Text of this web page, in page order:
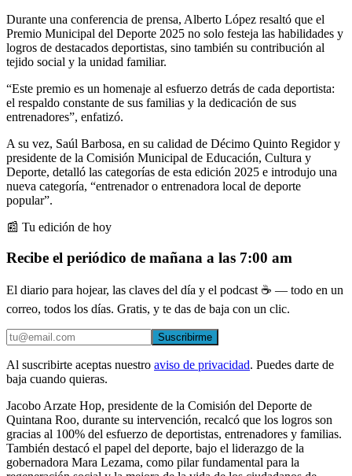
Durante una conferencia de prensa, Alberto López resaltó que el
Premio Municipal del Deporte 2025 no solo festeja las habilidades y
logros de destacados deportistas, sino también su contribución al
tejido social y la unidad familiar.
“Este premio es un homenaje al esfuerzo detrás de cada deportista:
el respaldo constante de sus familias y la dedicación de sus
entrenadores”, enfatizó.
A su vez, Saúl Barbosa, en su calidad de Décimo Quinto Regidor y
presidente de la Comisión Municipal de Educación, Cultura y
Deporte, detalló las categorías de esta edición 2025 e introdujo una
nueva categoría, “entrenador o entrenadora local de deporte
popular”.
📰 Tu edición de hoy
Recibe el periódico de mañana a las 7:00 am
El diario para hojear, las claves del día y el podcast ☕ — todo en un
correo, todos los días. Gratis, y te das de baja con un clic.
Suscribirme
Al suscribirte aceptas nuestro aviso de privacidad. Puedes darte de
baja cuando quieras.
Jacobo Arzate Hop, presidente de la Comisión del Deporte de
Quintana Roo, durante su intervención, recalcó que los logros son
gracias al 100% del esfuerzo de deportistas, entrenadores y familias.
También destacó el papel del deporte, bajo el liderazgo de la
gobernadora Mara Lezama, como pilar fundamental para la